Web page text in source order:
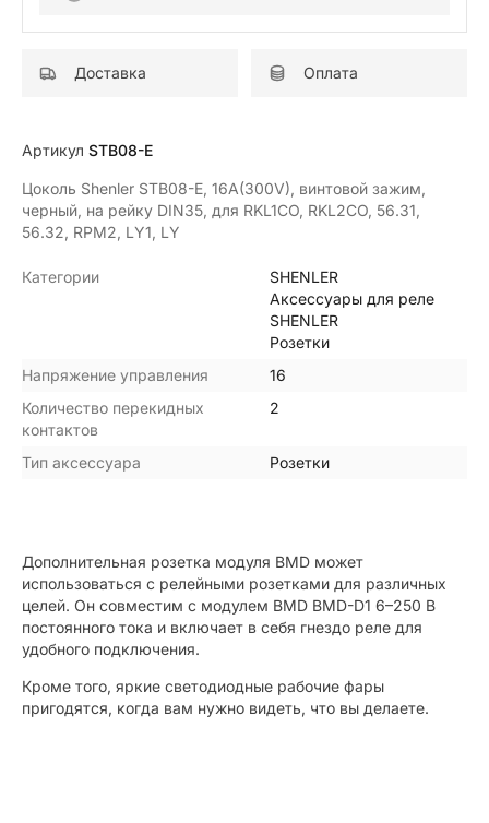
Доставка Оплата
Артикул STB08-E
Цоколь Shenler STB08-E, 16A(300V), винтовой зажим,
черный, на рейку DIN35, для RKL1CO, RKL2CO, 56.31,
56.32, RPM2, LY1, LY
Категории
SHENLER
Аксессуары для реле
SHENLER
Розетки
Напряжение управления
16
Количество перекидных
контактов
2
Тип аксессуара Розетки
Дополнительная розетка модуля BMD может
использоваться с релейными розетками для различных
целей. Он совместим с модулем BMD BMD-D1 6–250 В
постоянного тока и включает в себя гнездо реле для
удобного подключения.
Кроме того, яркие светодиодные рабочие фары
пригодятся, когда вам нужно видеть, что вы делаете.